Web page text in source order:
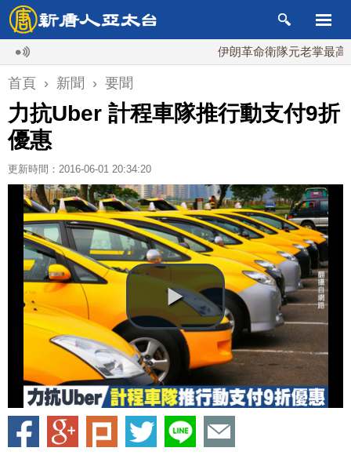
伊朗革命衛隊元老掌最高國安
首頁 › 新聞 › 要聞
力抗Uber 計程車隊推行動支付9折
優惠
更新時間：2016-06-01 20:34:20